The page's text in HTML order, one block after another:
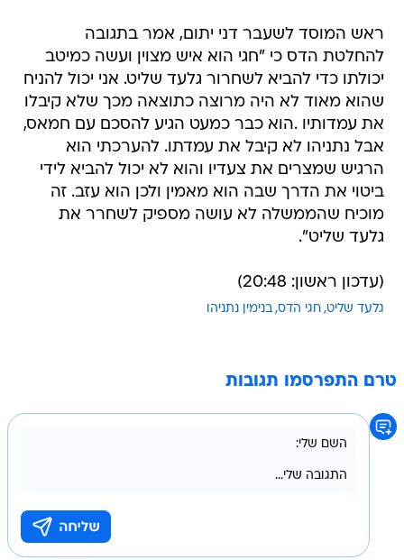
ראש המוסד לשעבר דני יתום, אמר בתגובה
להחלטת הדס כי "חגי הוא איש מצוין ועשה כמיטב
יכולתו כדי להביא לשחרור גלעד שליט. אני יכול להניח
שהוא מאוד לא היה מרוצה כתוצאה מכך שלא קיבלו
את עמדותיו .הוא כבר כמעט הגיע להסכם עם חמאס,
אבל נתניהו לא קיבל את עמדתו. להערכתי הוא
הרגיש שמצרים את צעדיו והוא לא יכול להביא לידי
ביטוי את הדרך שבה הוא מאמין ולכן הוא עזב. זה
מוכיח שהממשלה לא עושה מספיק לשחרר את
גלעד שליט".
(עדכון ראשון: 20:48)
גלעד שליט חגי הדס בנימין נתניהו
טרם התפרסמו תגובות